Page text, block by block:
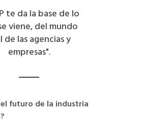
te da la base de lo
viene, del mundo
de las agencias y
empresas".
futuro de la industria